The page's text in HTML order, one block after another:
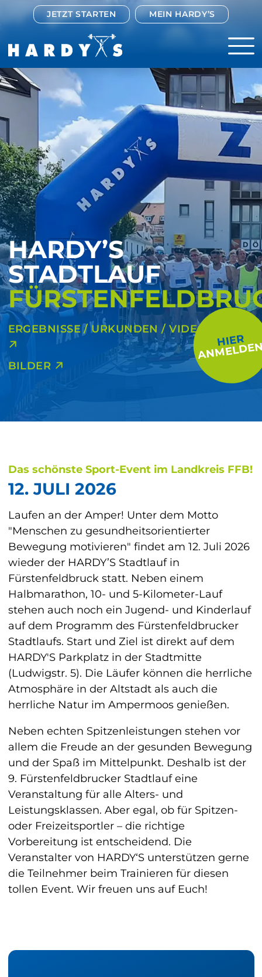
JETZT STARTEN MEIN HARDY’S
HARDY’S
STADTLAUF
ERGEBNISSE / URKUNDEN / VIDEOS
BILDER
HIER
Das schönste Sport-Event im Landkreis FFB!
12. JULI 2026
Laufen an der Amper! Unter dem Motto
"Menschen zu gesundheitsorientierter
Bewegung motivieren" findet am 12. Juli 2026
wieder der HARDY’S Stadtlauf in
Fürstenfeldbruck statt. Neben einem
Halbmarathon, 10- und 5-Kilometer-Lauf
stehen auch noch ein Jugend- und Kinderlauf
auf dem Programm des Fürstenfeldbrucker
Stadtlaufs. Start und Ziel ist direkt auf dem
HARDY'S Parkplatz in der Stadtmitte
(Ludwigstr. 5). Die Läufer können die herrliche
Atmosphäre in der Altstadt als auch die
herrliche Natur im Ampermoos genießen.
Neben echten Spitzenleistungen stehen vor
allem die Freude an der gesunden Bewegung
und der Spaß im Mittelpunkt. Deshalb ist der
9. Fürstenfeldbrucker Stadtlauf eine
Veranstaltung für alle Alters- und
Leistungsklassen. Aber egal, ob für Spitzen-
oder Freizeitsportler – die richtige
Vorbereitung ist entscheidend. Die
Veranstalter von HARDY‘S unterstützen gerne
die Teilnehmer beim Trainieren für diesen
tollen Event. Wir freuen uns auf Euch!